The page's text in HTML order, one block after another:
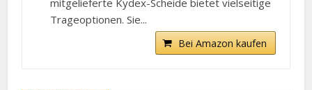
mitgelieferte Kydex-Scheide bietet vielseitige
Trageoptionen. Sie...
Bei Amazon kaufen